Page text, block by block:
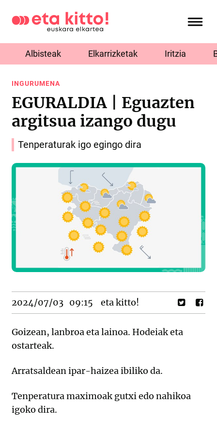
Albisteak Elkarrizketak Iritzia
INGURUMENA
EGURALDIA | Eguazten
argitsua izango dugu
Tenperaturak igo egingo dira
2024/07/03 09:15 eta kitto!
Goizean, lanbroa eta lainoa. Hodeiak eta
ostarteak.
Arratsaldean ipar-haizea ibiliko da.
Tenperatura maximoak gutxi edo nahikoa
igoko dira.